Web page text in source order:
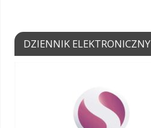
DZIENNIK ELEKTRONICZNY